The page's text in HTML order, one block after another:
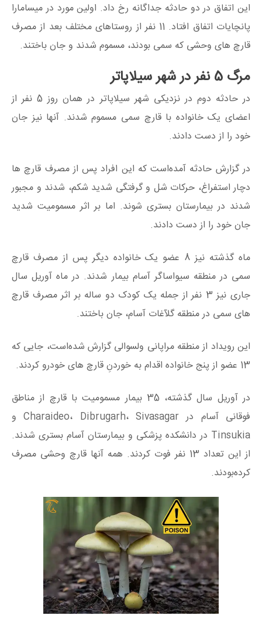
این اتفاق در دو حادثه جداگانه رخ داد. اولین مورد در میسامارا
پانچایات اتفاق افتاد. 11 نفر از روستاهای مختلف بعد از مصرف
قارچ های وحشی که سمی بودند، مسموم شدند و جان باختند.
مرگ 5 نفر در شهر سیلاپاتر
در حادثه دوم در نزدیکی شهر سیلاپاتر در همان روز 5 نفر از
اعضای یک خانواده با قارچ سمی مسموم شدند. آنها نیز جان
خود را از دست دادند.
در گزارش حادثه آمده‌است که این افراد پس از مصرف قارچ ها
دچار استفراغ، حرکات شل و گرفتگی شدید شکم، شدند و مجبور
شدند در بیمارستان بستری شوند. اما بر اثر مسمومیت شدید
جان خود را از دست دادند.
ماه گذشته نیز 8 عضو یک خانواده دیگر پس از مصرف قارچ
سمی در منطقه سیواساگر آسام بیمار شدند. در ماه آوریل سال
جاری نیز 3 نفر از جمله یک کودک دو ساله بر اثر مصرف قارچ
های سمی در منطقه گلآغات آسام، جان باختند.
این رویداد از منطقه مراپانی ولسوالی گزارش شده‌است، جایی که
13 عضو از پنج خانواده اقدام به خوردنِ قارچ های خودرو کردند.
در آوریل سال گذشته، 35 بیمار مسمومیت با قارچ از مناطق
فوقانی آسام در Charaideo، Dibrugarh، Sivasagar و
Tinsukia در دانشکده پزشکی و بیمارستان آسام بستری شدند.
از این تعداد 13 نفر فوت کردند. همه آنها قارچ وحشی مصرف
کرده‌بودند.